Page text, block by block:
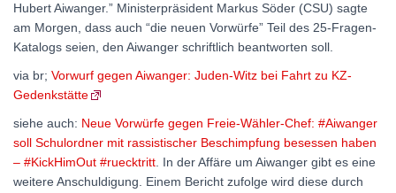
Hubert Aiwanger.” Ministerpräsident Markus Söder (CSU) sagte
am Morgen, dass auch “die neuen Vorwürfe” Teil des 25-Fragen-
Katalogs seien, den Aiwanger schriftlich beantworten soll.
via br; Vorwurf gegen Aiwanger: Juden-Witz bei Fahrt zu KZ-
Gedenkstätte
siehe auch: Neue Vorwürfe gegen Freie-Wähler-Chef: #Aiwanger
soll Schulordner mit rassistischer Beschimpfung besessen haben
– #KickHimOut #ruecktritt . In der Affäre um Aiwanger gibt es eine
weitere Anschuldigung. Einem Bericht zufolge wird diese durch